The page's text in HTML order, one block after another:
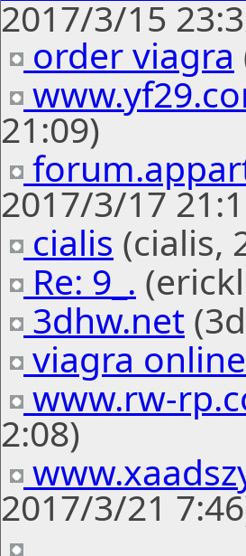
2017/3/15
order viagra
21:09)
2017/3/17
cialis (cialis,
Re: 9_.
3dhw.net
viagra online
www.rw-
2:08)
2017/3/21